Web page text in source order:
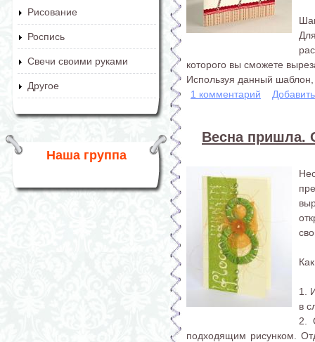
Рисование
Роспись
Свечи своими руками
Другое
Наша группа
которого вы сможете
Используя данный
1 комментарий
Весна пришла.
1.
в
2.
подходящим рисунком.